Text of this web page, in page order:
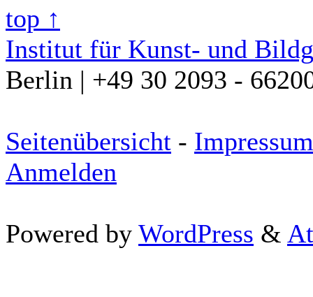
top ↑
Institut für Kunst- und
Berlin | +49 30 2093 -
Seitenübersicht - Impressum
Anmelden
Powered by WordPress &